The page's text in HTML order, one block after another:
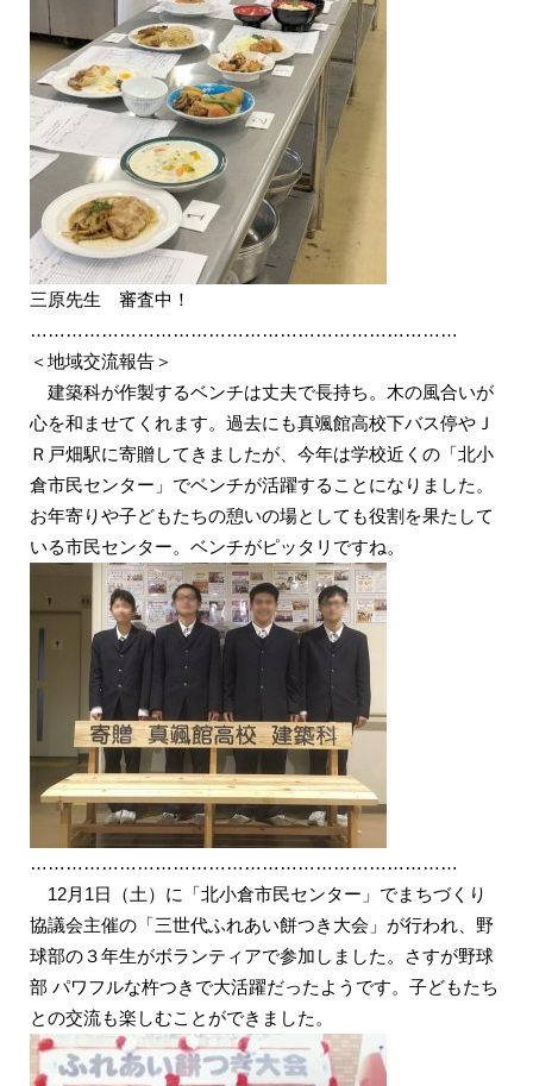
三原先生 審査中！
………………………………………………………………
＜地域交流報告＞
建築科が作製するベンチは丈夫で長持ち。木の風合いが
心を和ませてくれます。過去にも真颯館高校下バス停やＪ
Ｒ戸畑駅に寄贈してきましたが、今年は学校近くの「北小
倉市民センター」でベンチが活躍することになりました。
お年寄りや子どもたちの憩いの場としても役割を果たして
いる市民センター。ベンチがピッタリですね。
………………………………………………………………
12月1日（土）に「北小倉市民センター」でまちづくり
協議会主催の「三世代ふれあい餅つき大会」が行われ、野
球部の３年生がボランティアで参加しました。さすが野球
部 パワフルな杵つきで大活躍だったようです。子どもたち
との交流も楽しむことができました。